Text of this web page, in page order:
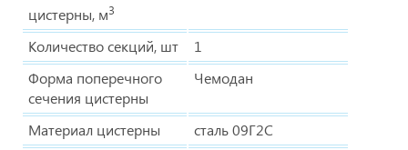
цистерны, м3
Количество секций, шт
1
Форма поперечного
сечения цистерны
Чемодан
Материал цистерны
сталь 09Г2С